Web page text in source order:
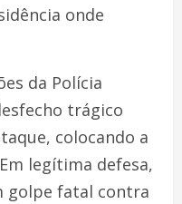
onde
da Polícia
trágico
colocando a
legítima defesa,
golpe fatal contra